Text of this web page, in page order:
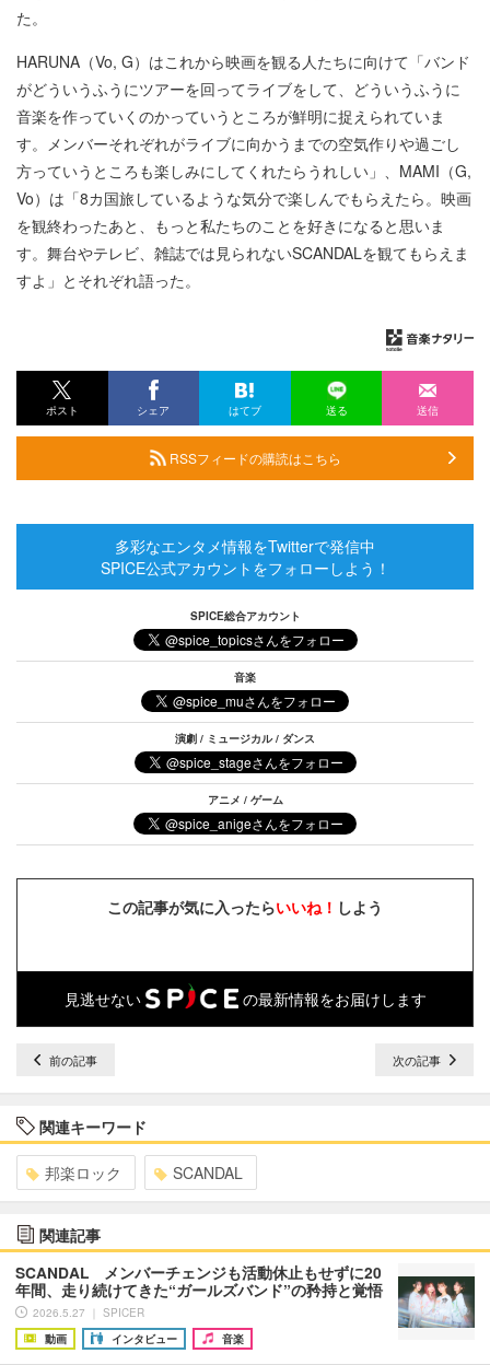
た。
HARUNA（Vo, G）はこれから映画を観る人たちに向けて「バンド
がどういうふうにツアーを回ってライブをして、どういうふうに
音楽を作っていくのかっていうところが鮮明に捉えられていま
す。メンバーそれぞれがライブに向かうまでの空気作りや過ごし
方っていうところも楽しみにしてくれたらうれしい」、MAMI（G,
Vo）は「8カ国旅しているような気分で楽しんでもらえたら。映画
を観終わったあと、もっと私たちのことを好きになると思いま
す。舞台やテレビ、雑誌では見られないSCANDALを観てもらえま
すよ」とそれぞれ語った。
ポスト シェア はてブ 送る 送信
RSSフィードの購読はこちら
多彩なエンタメ情報をTwitterで発信中
SPICE公式アカウントをフォローしよう！
SPICE総合アカウント
音楽
演劇 / ミュージカル / ダンス
アニメ / ゲーム
この記事が気に入ったらいいね！ しよう
見逃せない の最新情報をお届けします
前の記事 次の記事
関連キーワード
邦楽ロック SCANDAL
関連記事
SCANDAL メンバーチェンジも活動休止もせずに20
年間、走り続けてきた“ガールズバンド”の矜持と覚悟
2026.5.27 ｜ SPICER
動画
インタビュー 音楽